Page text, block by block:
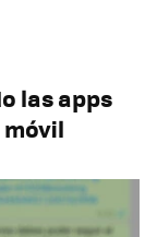
las apps